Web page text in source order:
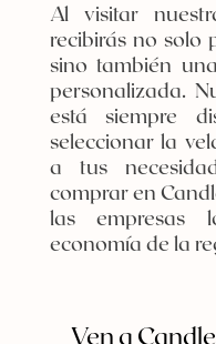
Al visitar
recibirás no solo
sino también
personalizada.
está siempre
seleccionar la
a tus
comprar en
las empresas
economía de la
Ven a